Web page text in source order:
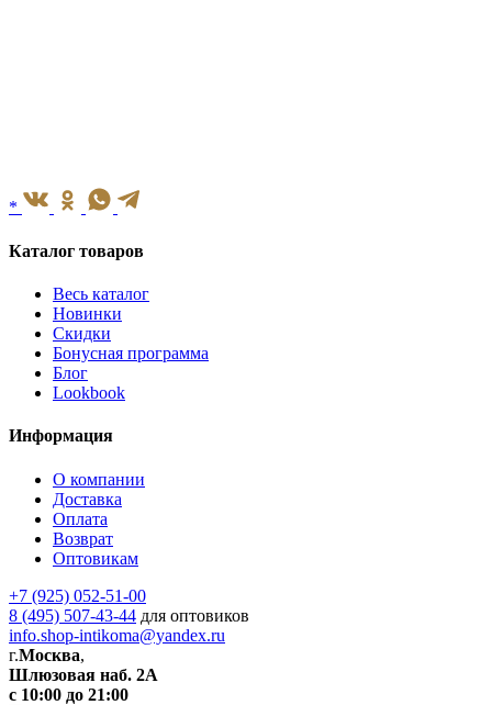
*
Каталог товаров
Весь каталог
Новинки
Скидки
Бонусная программа
Блог
Lookbook
Информация
О компании
Доставка
Оплата
Возврат
Оптовикам
+7 (925) 052-51-00
8 (495) 507-43-44 для оптовиков
info.shop-intikoma@yandex.ru
г.Москва,
Шлюзовая наб. 2А
с 10:00 до 21:00